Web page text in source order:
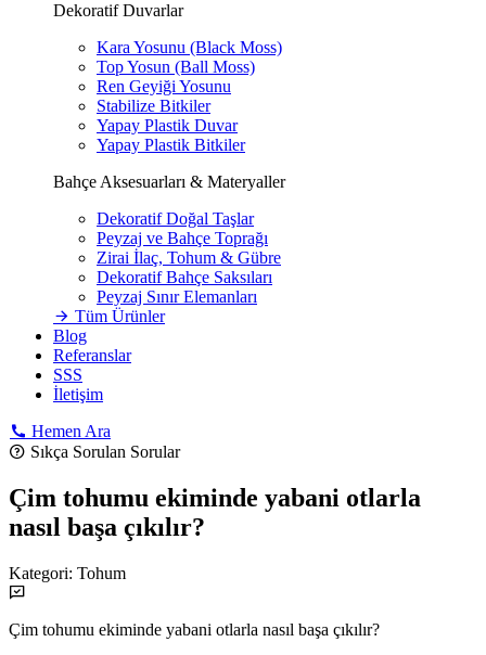
Dekoratif Duvarlar
Kara Yosunu (Black Moss)
Top Yosun (Ball Moss)
Ren Geyiği Yosunu
Stabilize Bitkiler
Yapay Plastik Duvar
Yapay Plastik Bitkiler
Bahçe Aksesuarları & Materyaller
Dekoratif Doğal Taşlar
Peyzaj ve Bahçe Toprağı
Zirai İlaç, Tohum & Gübre
Dekoratif Bahçe Saksıları
Peyzaj Sınır Elemanları
Tüm Ürünler
Blog
Referanslar
SSS
İletişim
Hemen Ara
Sıkça Sorulan Sorular
Çim tohumu ekiminde yabani otlarla
nasıl başa çıkılır?
Kategori: Tohum
Çim tohumu ekiminde yabani otlarla nasıl başa çıkılır?